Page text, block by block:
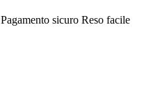
Pagamento sicuro Reso facile